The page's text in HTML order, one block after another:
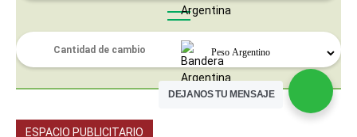
DEJANOS TU MENSAJE
ESPACIO PUBLICITARIO